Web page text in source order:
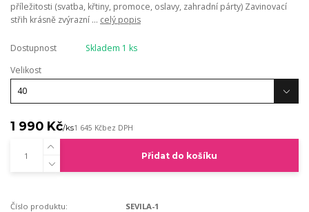
příležitosti (svatba, křtiny, promoce, oslavy, zahradní párty) Zavinovací
střih krásně zvýrazní ... celý popis
Dostupnost
Skladem 1 ks
Velikost
1 990 Kč/ks1 645 Kčbez DPH
Přidat do košíku
Číslo produktu:
SEVILA-1